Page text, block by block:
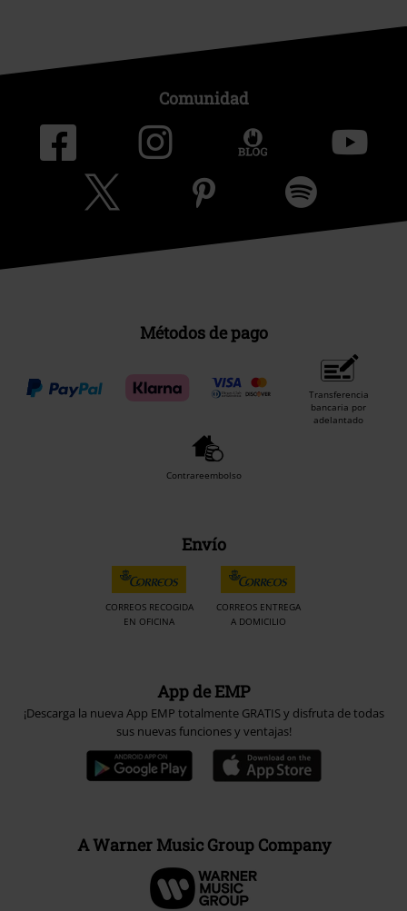
Comunidad
Métodos de pago
Transferencia
bancaria por
adelantado
Contrareembolso
Envío
CORREOS RECOGIDA
EN OFICINA
CORREOS ENTREGA
A DOMICILIO
App de EMP
¡Descarga la nueva App EMP totalmente GRATIS y disfruta de todas
sus nuevas funciones y ventajas!
A Warner Music Group Company